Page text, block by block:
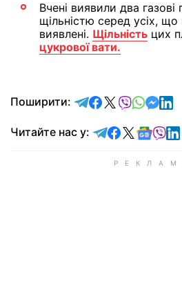
Вчені виявили два
щільністю серед усіх,
виявлені. Щільність цих
цукрової вати.
Поширити: відправити у
поділитись у
поділитись
Читайте нас у: Читайте у
Читайте у
Читайте